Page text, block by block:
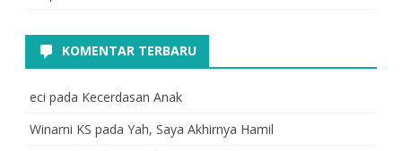
KOMENTAR TERBARU
eci pada Kecerdasan Anak
Winarni KS pada Yah, Saya Akhirnya Hamil